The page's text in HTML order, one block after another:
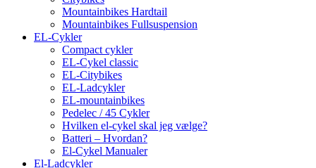
Mountainbikes Hardtail
Mountainbikes Fullsuspension
EL-Cykler
Compact cykler
EL-Cykel classic
EL-Citybikes
EL-Ladcykler
EL-mountainbikes
Pedelec / 45 Cykler
Hvilken el-cykel skal jeg vælge?
Batteri – Hvordan?
El-Cykel Manualer
El-Ladcykler